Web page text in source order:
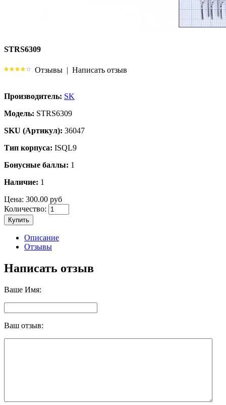
STRS6309
Отзывы | Написать отзыв
Производитель: SK
Модель: STRS6309
SKU (Артикул): 36047
Тип корпуса: ISQL9
Бонусные баллы: 1
Наличие: 1
Цена: 300.00 руб
Количество:
Купить
Описание
Отзывы
Написать отзыв
Ваше Имя:
Ваш отзыв: